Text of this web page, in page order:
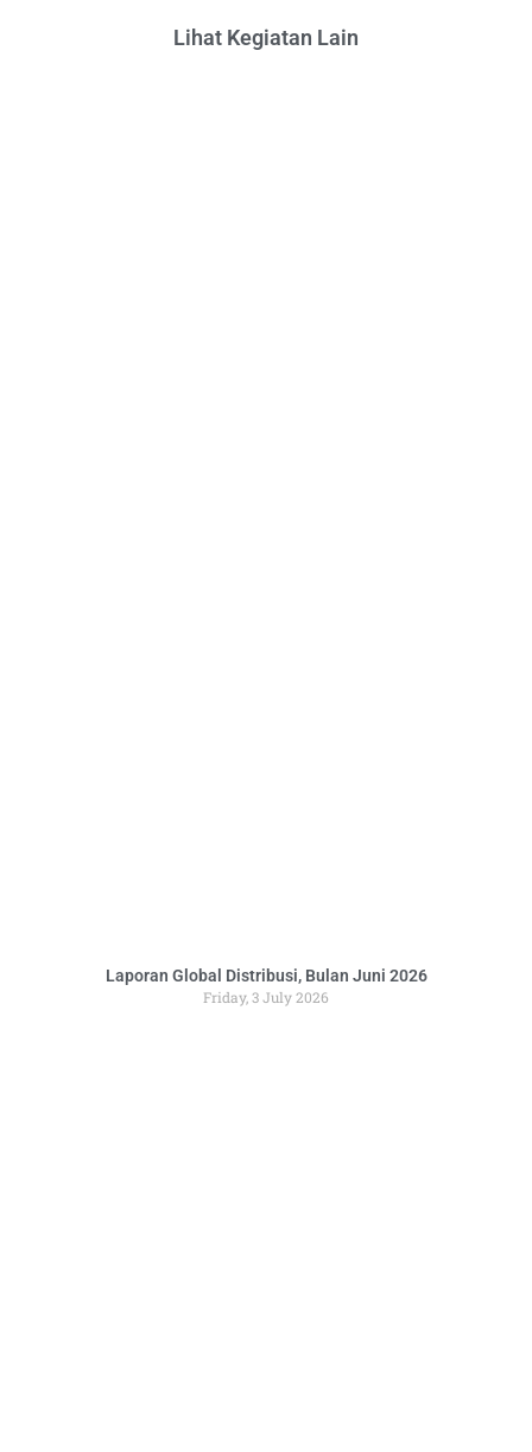
Lihat Kegiatan Lain
Laporan Global Distribusi, Bulan Juni 2026
Friday, 3 July 2026